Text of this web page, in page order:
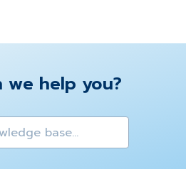
we help you?